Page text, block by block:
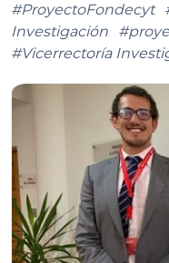
#ProyectoFondecyt
Investigación
#Vicerrectoría